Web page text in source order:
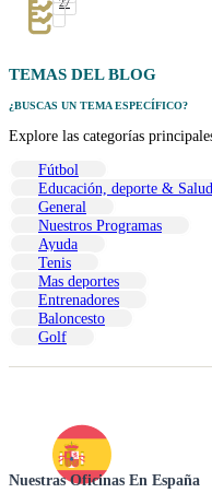
27
TEMAS DEL BLOG
¿BUSCAS UN TEMA ESPECÍFICO?
Explore las categorías
Fútbol
Educación, deporte & Salud
General
Nuestros Programas
Ayuda
Tenis
Mas deportes
Entrenadores
Baloncesto
Golf
Nuestras Oficinas En España